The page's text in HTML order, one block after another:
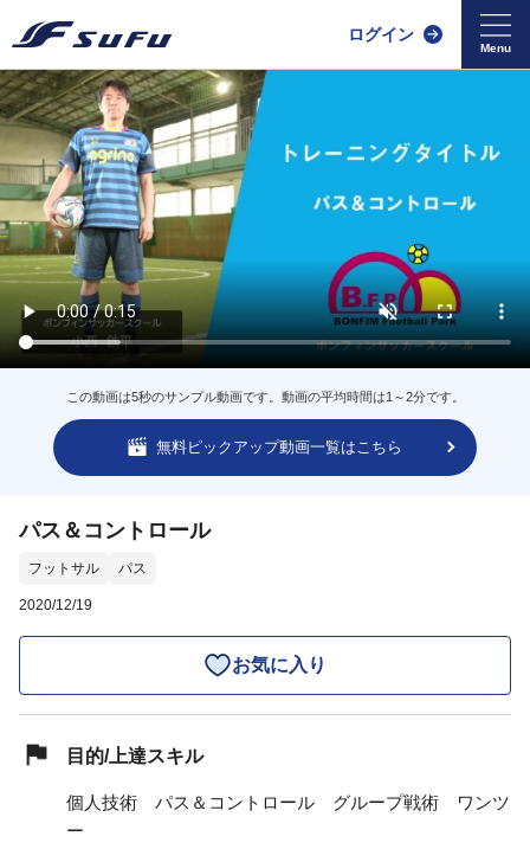
ログイン
この動画は5秒のサンプル動画です。動画の平均時間は1～2分です。
無料ピックアップ動画一覧はこちら
パス＆コントロール
フットサル パス
2020/12/19
お気に入り
目的/上達スキル
個人技術 パス＆コントロール グループ戦術 ワンツ
ー